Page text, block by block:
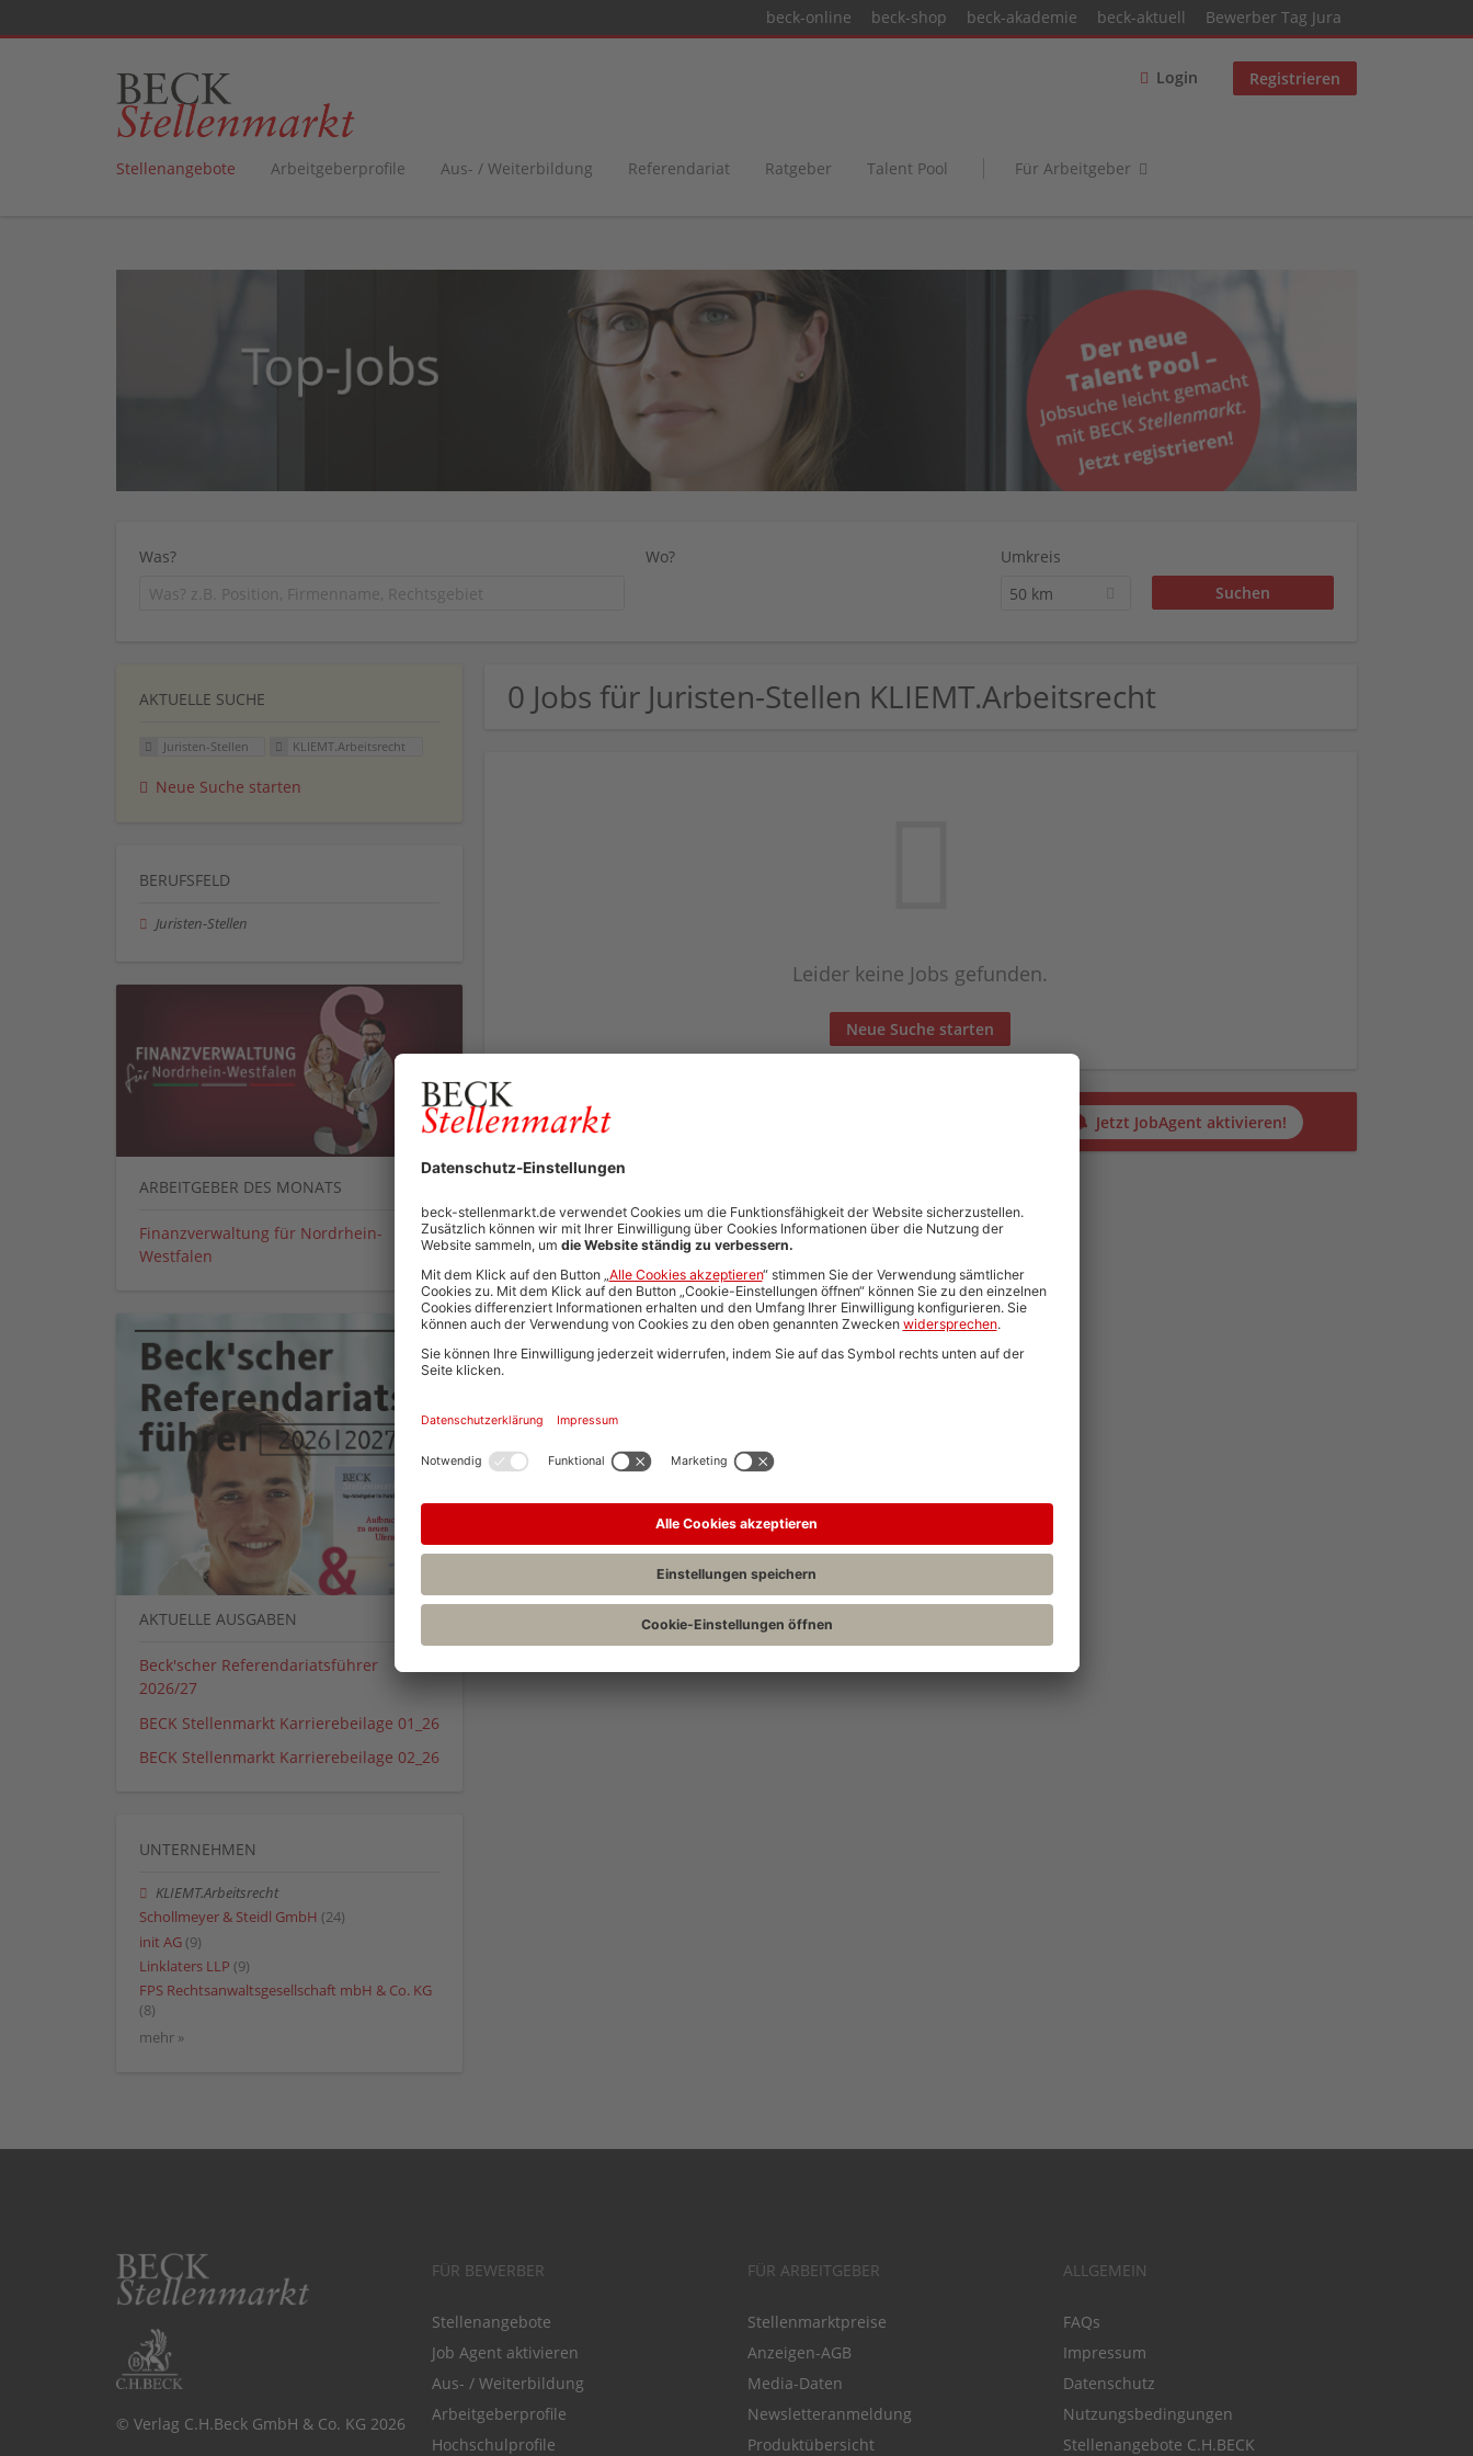
beck-online beck-shop beck-akademie beck-aktuell Bewerber Tag Jura
Login Registrieren
Stellenangebote Arbeitgeberprofile Aus- / Weiterbildung Referendariat Ratgeber Talent Pool Für Arbeitgeber
Was? Wo?
Umkreis
50 km
0 Jobs für Juristen-Stellen KLIEMT.Arbeitsrecht
Leider keine Jobs gefunden.
Neue Suche starten
Automatisch neue Jobs und Karriere-Updates per E-Mail erhalten? Jetzt JobAgent aktivieren!
AKTUELLE SUCHE
Juristen-Stellen KLIEMT.Arbeitsrecht
Neue Suche starten
BERUFSFELD
Juristen-Stellen
ARBEITGEBER DES MONATS
Finanzverwaltung für Nordrhein-
Westfalen
AKTUELLE AUSGABEN
Beck'scher Referendariatsführer
2026/27
BECK Stellenmarkt Karrierebeilage 01_26
BECK Stellenmarkt Karrierebeilage 02_26
UNTERNEHMEN
KLIEMT.Arbeitsrecht
Schollmeyer & Steidl GmbH (24)
init AG (9)
Linklaters LLP (9)
FPS Rechtsanwaltsgesellschaft mbH & Co. KG
(8)
mehr »
© Verlag C.H.Beck GmbH & Co. KG 2026
FÜR BEWERBER
Stellenangebote
Job Agent aktivieren
Aus- / Weiterbildung
Arbeitgeberprofile
Hochschulprofile
FÜR ARBEITGEBER
Stellenmarktpreise
Anzeigen-AGB
Media-Daten
Newsletteranmeldung
Produktübersicht
ALLGEMEIN
FAQs
Impressum
Datenschutz
Nutzungsbedingungen
Stellenangebote C.H.BECK